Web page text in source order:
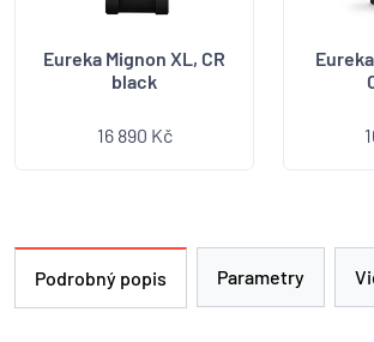
Eureka Mignon XL, CR
black
16 890 Kč
Podrobný popis Parametry